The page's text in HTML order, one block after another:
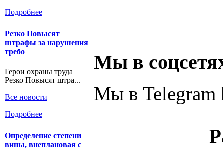
Подробнее
Резко Повысят
штрафы за нарушения
требо
Герои охраны труда
Резко Повысят штра...
Все новости
Подробнее
Определение степени
вины, внеплановая с
Мы в
Мы в Telegram